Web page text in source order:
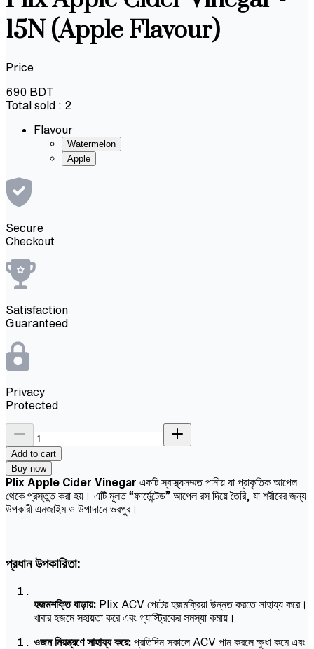
15N (Apple Flavour)
Price
690 BDT
Total sold : 2
Flavour
Watermelon
Apple
Secure
Checkout
Satisfaction
Guaranteed
Privacy
Protected
Add to cart
Buy now
Plix Apple Cider Vinegar একটি স্বাস্থ্যসম্মত পানীয় যা প্রাকৃতিক আপেল
থেকে প্রস্তুত করা হয়। এটি মূলত “ফার্মেন্টেড” আপেল রস দিয়ে তৈরি, যা শরীরের জন্য
উপকারী এনজাইম ও উপাদানে ভরপুর।
প্রধান উপকারিতা:
হজমশক্তি বাড়ায়: Plix ACV পেটের হজমক্রিয়া উন্নত করতে সাহায্য করে।
খাবার হজমে সহায়তা করে এবং গ্যাস্ট্রিকের সমস্যা কমায়।
ওজন নিয়ন্ত্রণে সাহায্য করে: প্রতিদিন সকালে ACV পান করলে ক্ষুধা কমে এবং